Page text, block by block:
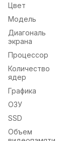
Цвет
Модель
Диагональ
экрана
Процессор
Количество
ядер
Графика
ОЗУ
SSD
Объем